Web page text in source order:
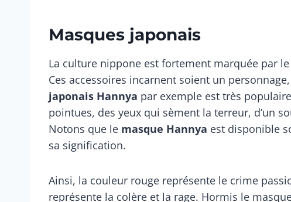
Masques japonais
La culture nippone est fortement marquée par
Ces accessoires incarnent soient un
japonais Hannya par exemple est très
pointues, des yeux qui sèment la terreur, d’un
Notons que le masque Hannya est disponible
sa signification.
Ainsi, la couleur rouge représente le crime
représente la colère et la rage. Hormis le